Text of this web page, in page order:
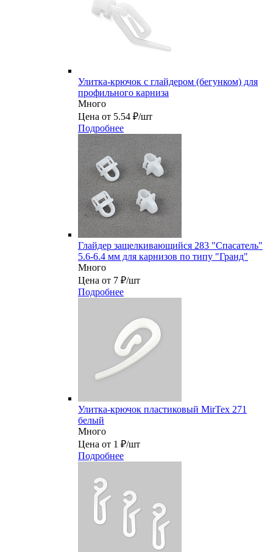
Улитка-крючок с глайдером (бегунком) для
профильного карниза
Много
Цена от 5.54 ₽/шт
Подробнее
Глайдер защелкивающийся 283 "Спасатель"
5.6-6.4 мм для карнизов по типу "Гранд"
Много
Цена от 7 ₽/шт
Подробнее
Улитка-крючок пластиковый MirTex 271
белый
Много
Цена от 1 ₽/шт
Подробнее